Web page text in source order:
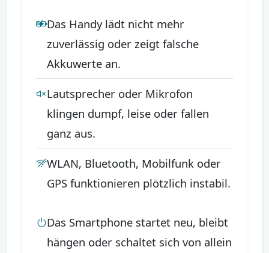
Das Handy lädt nicht mehr
zuverlässig oder zeigt falsche
Akkuwerte an.
Lautsprecher oder Mikrofon
klingen dumpf, leise oder fallen
ganz aus.
WLAN, Bluetooth, Mobilfunk oder
GPS funktionieren plötzlich instabil.
Das Smartphone startet neu, bleibt
hängen oder schaltet sich von allein